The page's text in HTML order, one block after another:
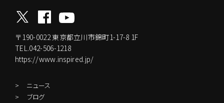
〒190-0022東京都立川市錦町1-17-8 1F
TEL.042-506-1218
https://www.inspired.jp/
ニュース
ブログ